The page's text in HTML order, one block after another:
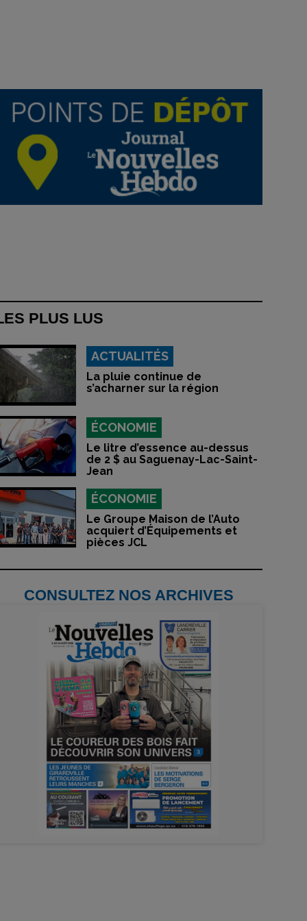
PLUS LUS
ACTUALITÉS
La pluie continue de
s’acharner sur la région
ÉCONOMIE
Le litre d’essence au-dessus
de 2 $ au Saguenay-Lac-Saint-
Jean
ÉCONOMIE
Le Groupe Maison de l’Auto
acquiert d’Équipements et
pièces JCL
CONSULTEZ NOS ARCHIVES